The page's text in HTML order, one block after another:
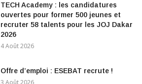
TECH Academy : les candidatures
ouvertes pour former 500 jeunes et
recruter 58 talents pour les JOJ Dakar
2026
4 Août 2026
Offre d’emploi : ESEBAT recrute !